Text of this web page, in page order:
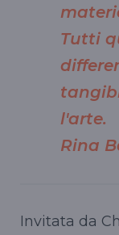
Tutti
l'arte.
Rina
Invitata da